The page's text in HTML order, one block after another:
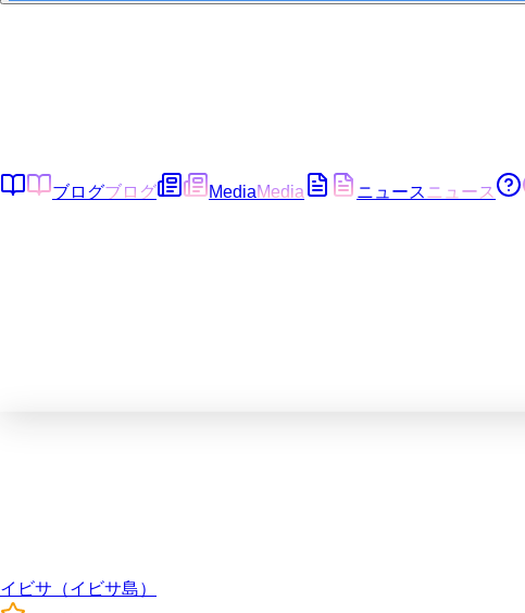
ブログブログ MediaMedia ニュース ニュース
イビサ（イビサ島）